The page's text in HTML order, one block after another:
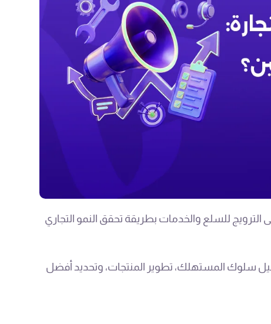
للسلع والخدمات بطريقة تحقق النمو التجاري
سلوك المستهلك، تطوير المنتجات، وتحديد أفضل